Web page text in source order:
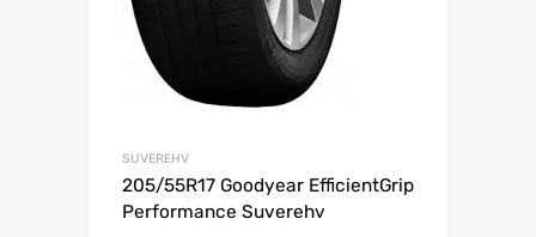
SUVEREHV
205/55R17 Goodyear EfficientGrip
Performance Suverehv